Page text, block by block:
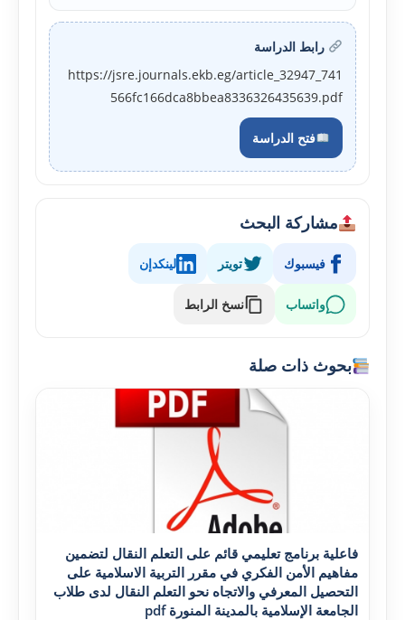
رابط الدراسة
https://jsre.journals.ekb.eg/article_32947_741
566fc166dca8bbea8336326435639.pdf
فتح الدراسة
مشاركة البحث
فيسبوك تويتر لينكدإن
واتساب نسخ الرابط
بحوث ذات صلة
فاعلية برنامج تعليمي قائم على التعلم النقال لتضمين
مفاهيم الأمن الفکري في مقرر التربية الاسلامية على
التحصيل المعرفي والاتجاه نحو التعلم النقال لدى طلاب
الجامعة الإسلامية بالمدينة المنورة pdf